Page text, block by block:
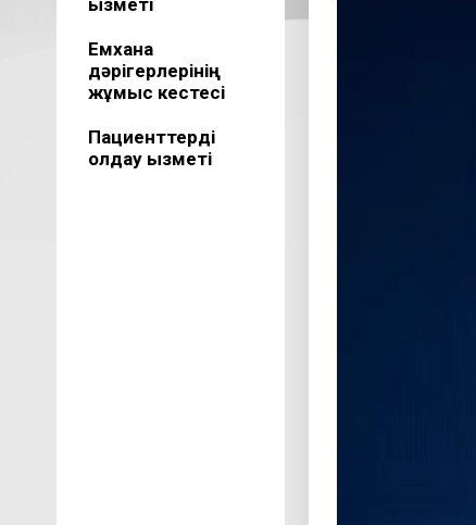
қызметі
Емхана
дәрігерлерінің
жұмыс кестесі
Пациенттерді
қолдау қызметі